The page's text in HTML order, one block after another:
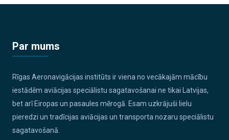
Par mums
Rīgas Aeronavigācijas institūts ir viena no vecākajām mācību
iestādēm aviācijas speciālistu sagatavošanai ne tikai Latvijas,
bet arī Eiropas un pasaules mērogā. Esam uzkrājuši lielu
pieredzi un tradīcijas aviācijas un transporta nozaru speciālistu
sagatavošanā.